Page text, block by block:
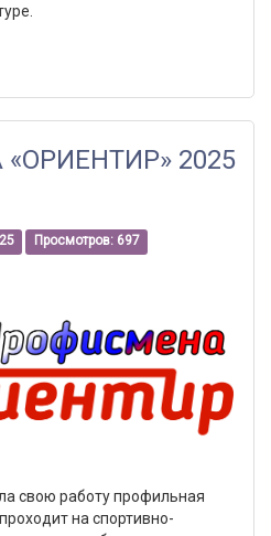
2025
Просмотров: 697
свою работу профильная
на спортивно-